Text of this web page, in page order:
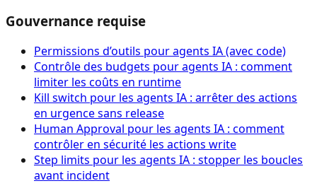
Gouvernance requise
Permissions d’outils pour agents IA (avec code)
Contrôle des budgets pour agents IA : comment
limiter les coûts en runtime
Kill switch pour les agents IA : arrêter des actions
en urgence sans release
Human Approval pour les agents IA : comment
contrôler en sécurité les actions write
Step limits pour les agents IA : stopper les boucles
avant incident